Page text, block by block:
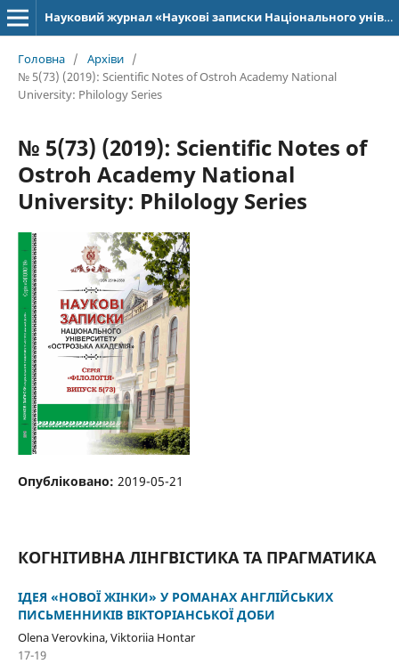
Науковий журнал «Наукові записки Національного університету «Острозька академія»: серія «Філологія»
Головна / Архіви /
№ 5(73) (2019): Scientific Notes of Ostroh Academy National
University: Philology Series
№ 5(73) (2019): Scientific Notes of
Ostroh Academy National
University: Philology Series
Опубліковано: 2019-05-21
КОГНІТИВНА ЛІНГВІСТИКА ТА ПРАГМАТИКА
ІДЕЯ «НОВОЇ ЖІНКИ» У РОМАНАХ АНГЛІЙСЬКИХ
ПИСЬМЕННИКІВ ВІКТОРІАНСЬКОЇ ДОБИ
Olena Verovkina, Viktoriia Hontar
17-19